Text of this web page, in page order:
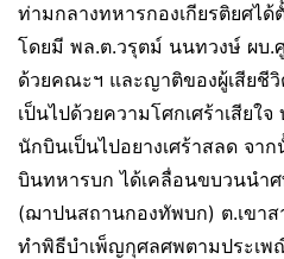
ท่ามกลางทหารกองเกียรติยศได้
โดยมี พล.ต.วรุตม์ นนทวงษ์ ผบ
ด้วยคณะฯ และญาติของผู้เสียชี
เป็นไปด้วยความโศกเศร้าเสียใ
นักบินเป็นไปอยางเศร้าสลด จา
บินทหารบก ได้เคลื่อนขบวนนำ
(ฌาปนสถานกองทัพบก) ต.เขาส
ทำพิธีบำเพ็ญกุศลศพตามประเพ